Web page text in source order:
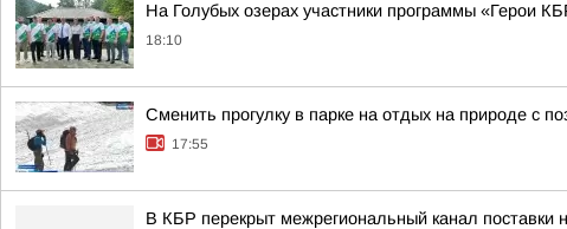
На Голубых озерах участники программы «Герои
18:10
Сменить прогулку в парке на отдых на природе с
17:55
В КБР перекрыт межрегиональный канал поставки